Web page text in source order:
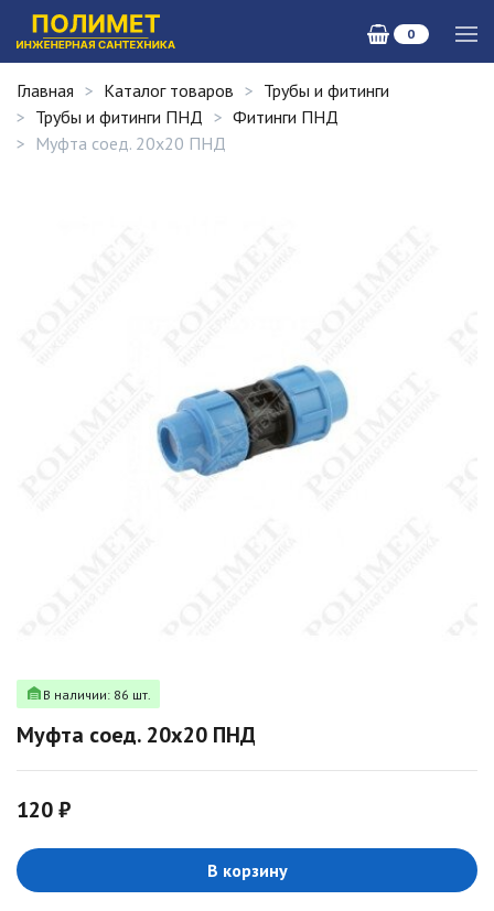
0
Главная Каталог товаров
Трубы и фитинги
Трубы и фитинги ПНД
Фитинги ПНД
Муфта соед. 20х20 ПНД
В наличии: 86 шт.
Муфта соед. 20х20 ПНД
120 ₽
В корзину